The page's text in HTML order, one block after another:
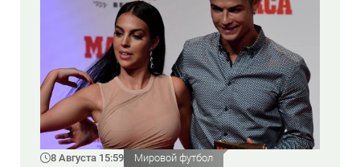
8 Августа 15:59 Мировой футбол